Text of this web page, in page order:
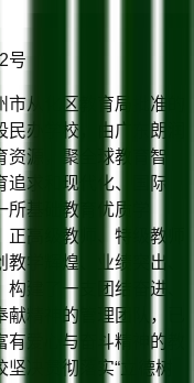
号
从化区教育局批准的
办学校，由广东朗润
资源，聚全球教育智
追求和现代化、国际
基础教育优质学
级教师、特级教师
学辉煌、业绩突出、
建了一支团结奋进、
精神的管理团队，已
爱心与奋斗精神的教
决贯彻落实“立德树